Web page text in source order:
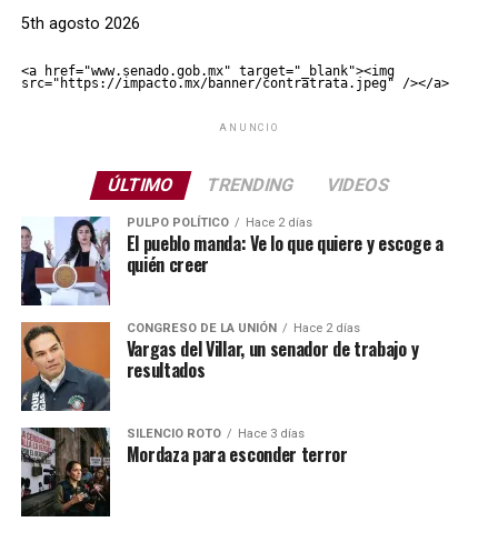
5th agosto 2026
<a href="www.senado.gob.mx" target="_blank"><img
src="https://impacto.mx/banner/contratrata.jpeg" /></a>
ANUNCIO
ÚLTIMO TRENDING VIDEOS
PULPO POLÍTICO Hace 2 días
El pueblo manda: Ve lo que quiere y escoge a
quién creer
CONGRESO DE LA UNIÓN Hace 2 días
Vargas del Villar, un senador de trabajo y
resultados
SILENCIO ROTO Hace 3 días
Mordaza para esconder terror